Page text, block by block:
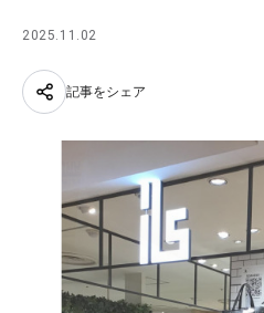
2025.11.02
記事をシェア